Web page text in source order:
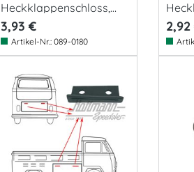
Heckklappenschloss,
Bus T1/T2
3,93 €
Artikel-Nr.: 089-0180
Golf/
2,92